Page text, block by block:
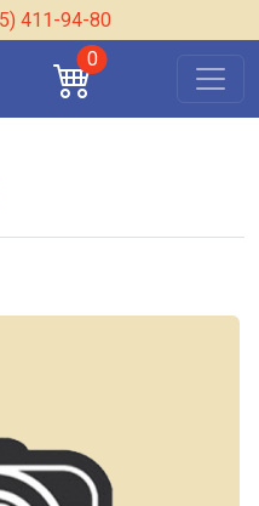
411-94-80
0